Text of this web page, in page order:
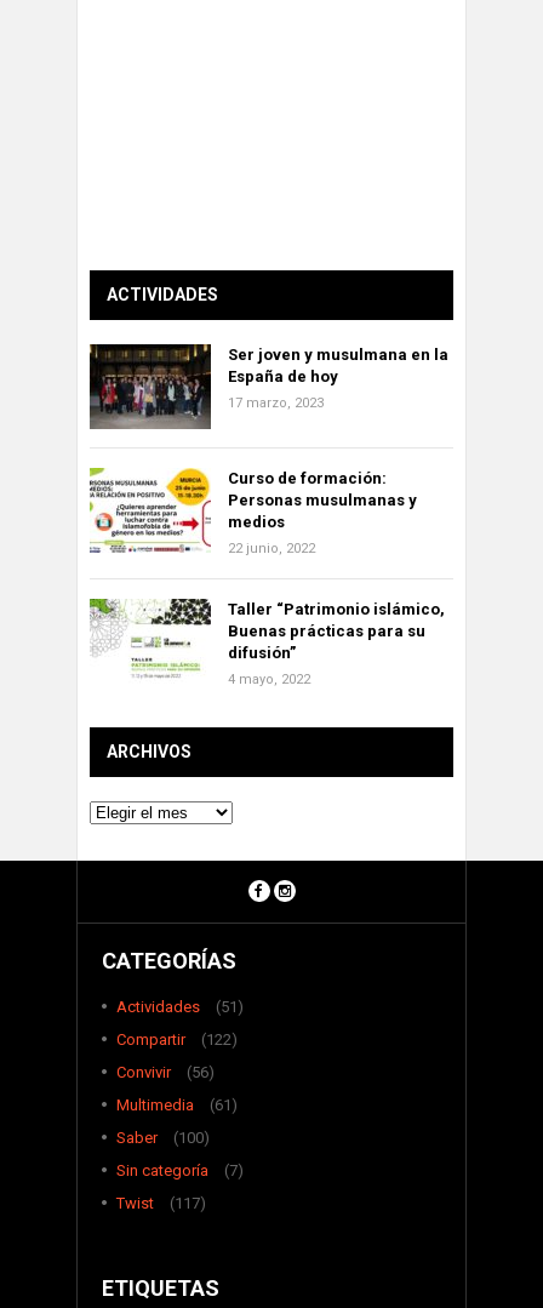
ACTIVIDADES
Ser joven y musulmana en la
España de hoy
17 marzo, 2023
Curso de formación:
Personas musulmanas y
medios
22 junio, 2022
Taller “Patrimonio islámico,
Buenas prácticas para su
difusión”
4 mayo, 2022
ARCHIVOS
Archivos
CATEGORÍAS
Actividades
(51)
Compartir
(122)
Convivir
(56)
Multimedia
(61)
Saber
(100)
Sin categoría
(7)
Twist
(117)
ETIQUETAS